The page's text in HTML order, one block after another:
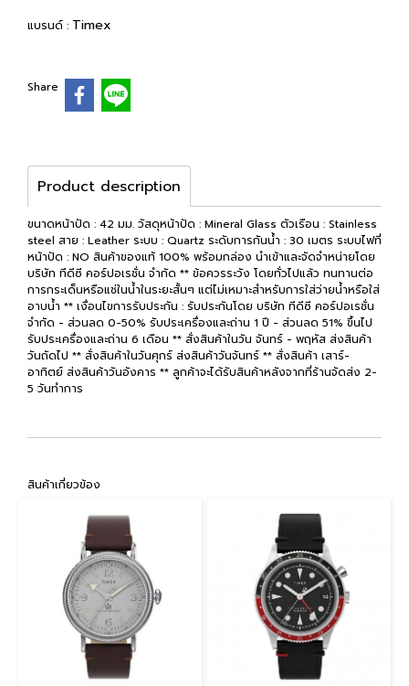
แบรนด์ : Timex
Share
Product description
ขนาดหน้าปัด : 42 มม. วัสดุหน้าปัด : Mineral Glass ตัวเรือน : Stainless
steel สาย : Leather ระบบ : Quartz ระดับการกันน้ำ : 30 เมตร ระบบไฟที่
หน้าปัด : NO สินค้าของแท้ 100% พร้อมกล่อง นำเข้าและจัดจำหน่ายโดย
บริษัท ทีดีซี คอร์ปอเรชั่น จำกัด ** ข้อควรระวัง โดยทั่วไปแล้ว ทนทานต่อ
การกระเด็นหรือแช่ในน้ำในระยะสั้นๆ แต่ไม่เหมาะสำหรับการใส่ว่ายน้ำหรือใส่
อาบน้ำ ** เงื่อนไขการรับประกัน : รับประกันโดย บริษัท ทีดีซี คอร์ปอเรชั่น
จำกัด - ส่วนลด 0-50% รับประเครื่องและถ่าน 1 ปี - ส่วนลด 51% ขึ้นไป
รับประเครื่องและถ่าน 6 เดือน ** สั่งสินค้าในวัน จันทร์ - พฤหัส ส่งสินค้า
วันถัดไป ** สั่งสินค้าในวันศุกร์ ส่งสินค้าวันจันทร์ ** สั่งสินค้า เสาร์-
อาทิตย์ ส่งสินค้าวันอังคาร ** ลูกค้าจะได้รับสินค้าหลังจากที่ร้านจัดส่ง 2-
5 วันทำการ
สินค้าเกี่ยวข้อง